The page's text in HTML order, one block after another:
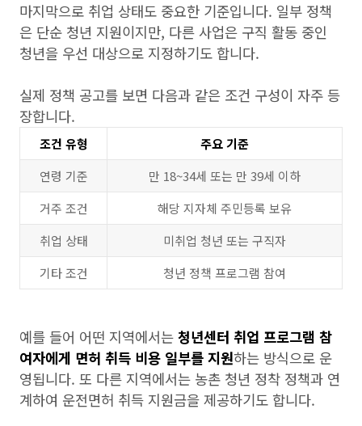
마지막으로 취업 상태도 중요한 기준입니다. 일부 정책
은 단순 청년 지원이지만, 다른 사업은 구직 활동 중인
청년을 우선 대상으로 지정하기도 합니다.
실제 정책 공고를 보면 다음과 같은 조건 구성이 자주 등
장합니다.
조건 유형
주요 기준
연령 기준
만 18~34세 또는 만 39세 이하
거주 조건
해당 지자체 주민등록 보유
취업 상태
미취업 청년 또는 구직자
기타 조건
청년 정책 프로그램 참여
예를 들어 어떤 지역에서는 청년센터 취업 프로그램 참
여자에게 면허 취득 비용 일부를 지원하는 방식으로 운
영됩니다. 또 다른 지역에서는 농촌 청년 정착 정책과 연
계하여 운전면허 취득 지원금을 제공하기도 합니다.